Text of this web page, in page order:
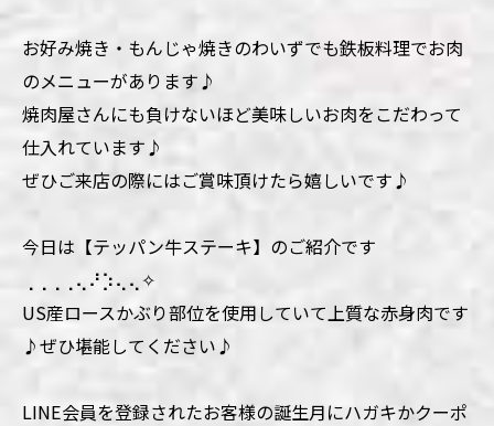
お好み焼き・もんじゃ焼きのわいずでも鉄板料理でお肉
のメニューがあります♪
焼肉屋さんにも負けないほど美味しいお肉をこだわって
仕入れています♪
ぜひご来店の際にはご賞味頂けたら嬉しいです♪
今日は【テッパン牛ステーキ】のご紹介です
⢀⢀⢀⢀⢄⠜⡱⢄⢄✧
US産ロースかぶり部位を使用していて上質な赤身肉です
♪ぜひ堪能してください♪
LINE会員を登録されたお客様の誕生月にハガキかクーポ